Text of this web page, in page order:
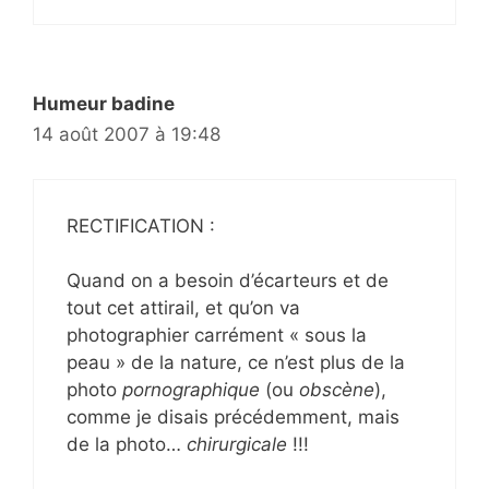
Humeur badine
14 août 2007 à 19:48
RECTIFICATION :
Quand on a besoin d’écarteurs et de
tout cet attirail, et qu’on va
photographier carrément « sous la
peau » de la nature, ce n’est plus de la
photo pornographique (ou obscène),
comme je disais précédemment, mais
de la photo… chirurgicale !!!